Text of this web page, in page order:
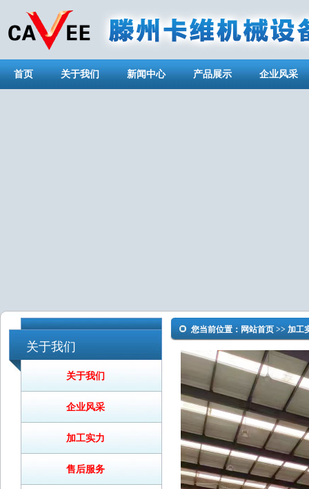
首页 关于我们 新闻中心 产品展示 企业风采
关于我们
关于我们
企业风采
加工实力
售后服务
您当前位置： 网站首页 >> 加工